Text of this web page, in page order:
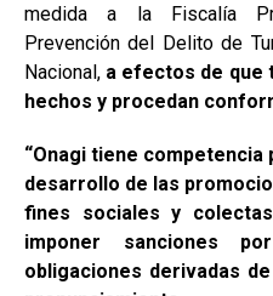
medida a la Fiscalía
Prevención del Delito de
Nacional, a efectos de que
hechos y procedan
“Onagi tiene
desarrollo de las
fines sociales y
imponer sanciones
obligaciones derivadas